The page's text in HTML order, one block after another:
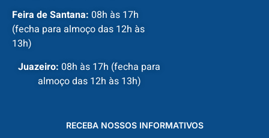
Feira de Santana: 08h às 17h
(fecha para almoço das 12h às
13h)
Juazeiro: 08h às 17h (fecha para
almoço das 12h às 13h)
RECEBA NOSSOS INFORMATIVOS